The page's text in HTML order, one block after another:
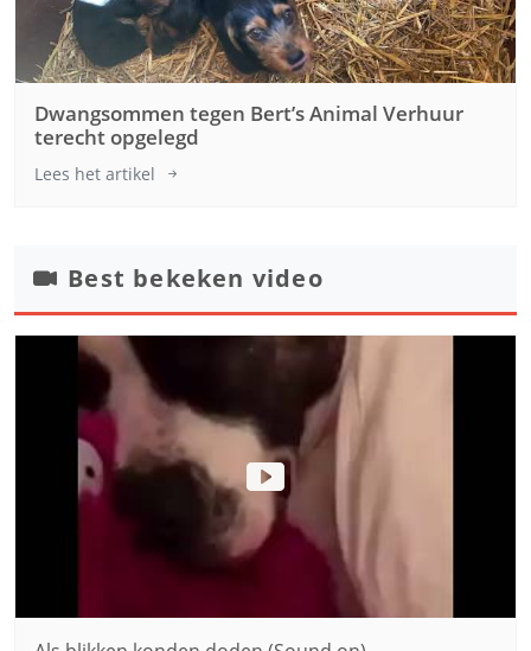
Dwangsommen tegen Bert’s Animal Verhuur
terecht opgelegd
Lees het artikel
Best bekeken video